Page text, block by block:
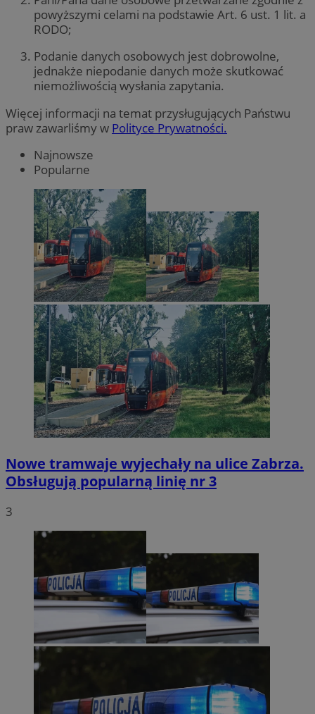
powyższymi celami na podstawie Art. 6 ust. 1 lit. a
RODO;
Podanie danych osobowych jest dobrowolne,
jednakże niepodanie danych może skutkować
niemożliwością wysłania zapytania.
Więcej informacji na temat przysługujących Państwu
praw zawarliśmy w Polityce Prywatności.
Najnowsze
Popularne
Nowe tramwaje wyjechały na ulice Zabrza.
Obsługują popularną linię nr 3
3